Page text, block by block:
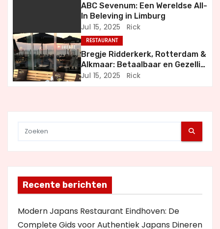
t
i
ABC Sevenum: Een Wereldse All-
In Beleving in Limburg
Jul 15, 2025 Rick
RESTAURANT
Bregje Ridderkerk, Rotterdam &
Alkmaar: Betaalbaar en Gezellig
Uit Eten
Jul 15, 2025 Rick
Recente berichten
Modern Japans Restaurant Eindhoven: De
Complete Gids voor Authentiek Japans Dineren